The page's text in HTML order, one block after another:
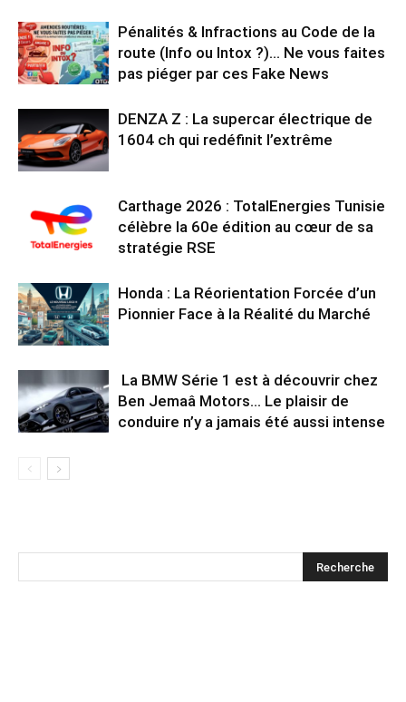
Pénalités & Infractions au Code de la
route (Info ou Intox ?)… Ne vous faites
pas piéger par ces Fake News
DENZA Z : La supercar électrique de
1604 ch qui redéfinit l’extrême
Carthage 2026 : TotalEnergies Tunisie
célèbre la 60e édition au cœur de sa
stratégie RSE
Honda : La Réorientation Forcée d’un
Pionnier Face à la Réalité du Marché
La BMW Série 1 est à découvrir chez
Ben Jemaâ Motors… Le plaisir de
conduire n’y a jamais été aussi intense